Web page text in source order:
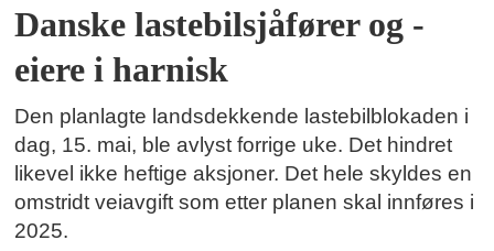
Danske lastebilsjåfører og -
eiere i harnisk
Den planlagte landsdekkende lastebilblokaden i
dag, 15. mai, ble avlyst forrige uke. Det hindret
likevel ikke heftige aksjoner. Det hele skyldes en
omstridt veiavgift som etter planen skal innføres i
2025.